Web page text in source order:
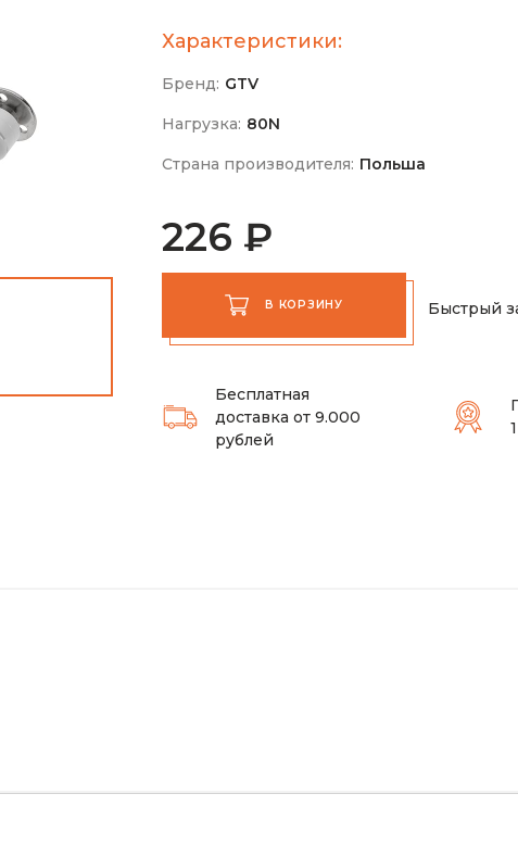
Характеристики:
Бренд: GTV
Нагрузка: 80N
Страна производителя: Польша
226 ₽
В КОРЗИНУ Быстрый
Бесплатная
доставка от 9.000
рублей